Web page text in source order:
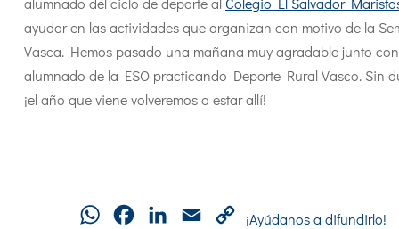
ayudar en las actividades que organizan con motivo de la
Vasca. Hemos pasado una mañana muy agradable junto
alumnado de la ESO practicando Deporte Rural Vasco. Sin
¡el año que viene volveremos a estar allí!
WhatsAppFacebookLinkedInEmail
Copy
¡Ayúdanos a difundirlo!